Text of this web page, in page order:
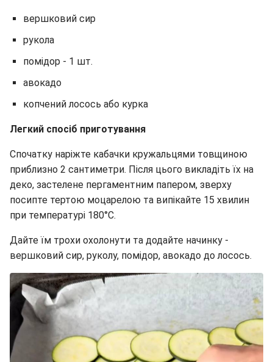
вершковий сир
рукола
помідор - 1 шт.
авокадо
копчений лосось або курка
Легкий спосіб приготування
Спочатку наріжте кабачки кружальцями товщиною
приблизно 2 сантиметри. Після цього викладіть їх на
деко, застелене пергаментним папером, зверху
посипте тертою моцарелою та випікайте 15 хвилин
при температурі 180°C.
Дайте їм трохи охолонути та додайте начинку -
вершковий сир, руколу, помідор, авокадо до лосось.